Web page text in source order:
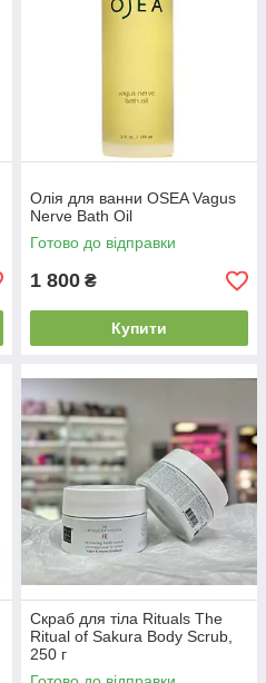
Олія для ванни OSEA Vagus
Nerve Bath Oil
Готово до відправки
1 800 ₴
Купити
Скраб для тіла Rituals The
Ritual of Sakura Body Scrub,
250 г